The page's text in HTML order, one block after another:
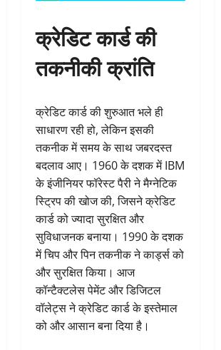
क्रेडिट कार्ड की
तकनीकी क्रांति
क्रेडिट कार्ड की शुरुआत भले ही
साधारण रही हो, लेकिन इसकी
तकनीक में समय के साथ जबरदस्त
बदलाव आए। 1960 के दशक में IBM
के इंजीनियर फॉरेस्ट पैरी ने मैग्नेटिक
स्ट्रिप की खोज की, जिसने क्रेडिट
कार्ड को ज्यादा सुरक्षित और
सुविधाजनक बनाया। 1990 के दशक
में चिप और पिन तकनीक ने कार्ड्स को
और सुरक्षित किया। आज
कॉन्टैक्टलेस पेमेंट और डिजिटल
वॉलेट्स ने क्रेडिट कार्ड के इस्तेमाल
को और आसान बना दिया है।